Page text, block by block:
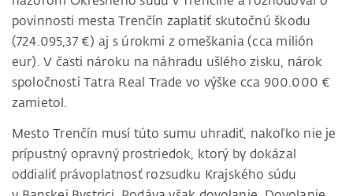
povinnosti mesta Trenčín zaplatiť skutočnú škodu
(724.095,37 €) aj s úrokmi z omeškania (cca milión
eur). V časti nároku na náhradu ušlého zisku, nárok
spoločnosti Tatra Real Trade vo výške cca 900.000 €
zamietol.
Mesto Trenčín musí túto sumu uhradiť, nakoľko nie je
prípustný opravný prostriedok, ktorý by dokázal
oddialiť právoplatnosť rozsudku Krajského súdu